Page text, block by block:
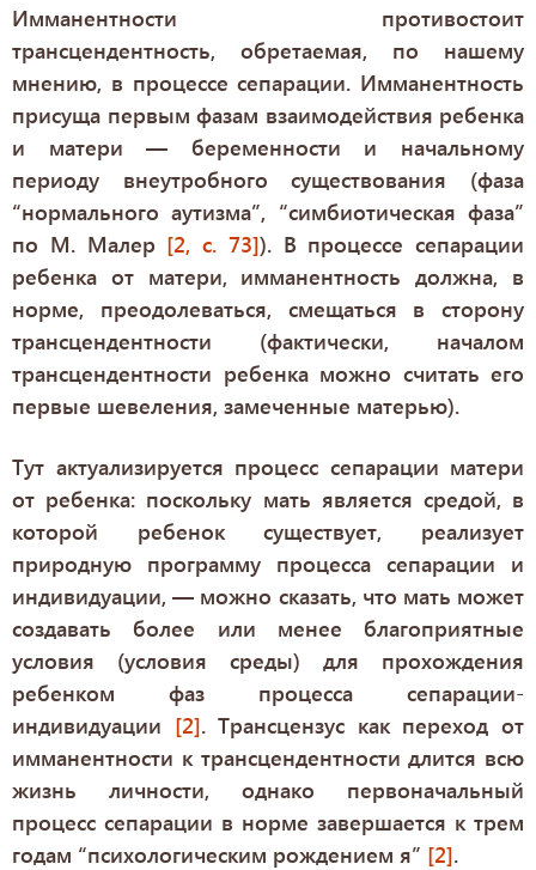
Имманентности противостоит
трансцендентность, обретаемая, по нашему
мнению, в процессе сепарации. Имманентность
присуща первым фазам взаимодействия ребенка
и матери — беременности и начальному
периоду внеутробного существования (фаза
“нормального аутизма”, “симбиотическая фаза”
по М. Малер [2, с. 73]). В процессе сепарации
ребенка от матери, имманентность должна, в
норме, преодолеваться, смещаться в сторону
трансцендентности (фактически, началом
трансцендентности ребенка можно считать его
первые шевеления, замеченные матерью).
Тут актуализируется процесс сепарации матери
от ребенка: поскольку мать является средой, в
которой ребенок существует, реализует
природную программу процесса сепарации и
индивидуации, — можно сказать, что мать может
создавать более или менее благоприятные
условия (условия среды) для прохождения
ребенком фаз процесса сепарации-
индивидуации [2]. Трансцензус как переход от
имманентности к трансцендентности длится всю
жизнь личности, однако первоначальный
процесс сепарации в норме завершается к трем
годам “психологическим рождением я” [2].